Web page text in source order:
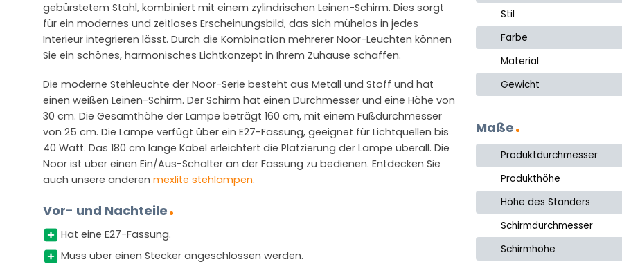
gebürstetem Stahl, kombiniert mit einem zylindrischen Leinen-Schirm. Dies sorgt
für ein modernes und zeitloses Erscheinungsbild, das sich mühelos in jedes
Interieur integrieren lässt. Durch die Kombination mehrerer Noor-Leuchten können
Sie ein schönes, harmonisches Lichtkonzept in Ihrem Zuhause schaffen.
Die moderne Stehleuchte der Noor-Serie besteht aus Metall und Stoff und hat
einen weißen Leinen-Schirm. Der Schirm hat einen Durchmesser und eine Höhe von
30 cm. Die Gesamthöhe der Lampe beträgt 160 cm, mit einem Fußdurchmesser
von 25 cm. Die Lampe verfügt über ein E27-Fassung, geeignet für Lichtquellen bis
40 Watt. Das 180 cm lange Kabel erleichtert die Platzierung der Lampe überall. Die
Noor ist über einen Ein/Aus-Schalter an der Fassung zu bedienen. Entdecken Sie
auch unsere anderen mexlite stehlampen.
Vor- und Nachteile
Hat eine E27-Fassung.
Muss über einen Stecker angeschlossen werden.
Stil
Farbe
Material
Gewicht
Maße
Produktdurchmesser
Produkthöhe
Höhe des Ständers
Schirmdurchmesser
Schirmhöhe